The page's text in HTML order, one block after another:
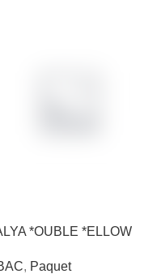
*OUBLE *ELLOW
, Paquet